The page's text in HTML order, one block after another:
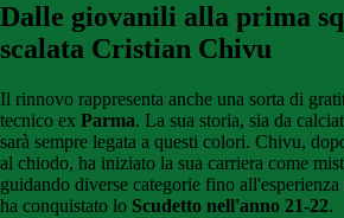
Dalle giovanili alla prima
scalata Cristian Chivu
Il rinnovo rappresenta anche una sorta di
tecnico ex Parma. La sua storia, sia da
sarà sempre legata a questi colori. Chivu,
al chiodo, ha iniziato la sua carriera come
guidando diverse categorie fino all'esperienza
ha conquistato lo Scudetto nell'anno 21-22.